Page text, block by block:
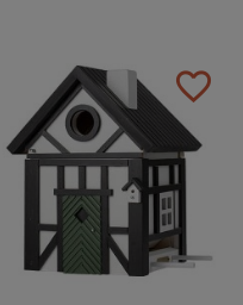
favorite_border